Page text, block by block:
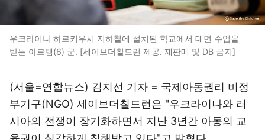
우크라이나 하르키우시 지하철에 설치된 학교에서 대면 수업을
받는 아르템(6) 군. [세이브더칠드런 제공. 재판매 및 DB 금지]
(서울=연합뉴스) 김지선 기자 = 국제아동권리 비정
부기구(NGO) 세이브더칠드런은 "우크라이나와 러
시아의 전쟁이 장기화하면서 지난 3년간 아동의 교